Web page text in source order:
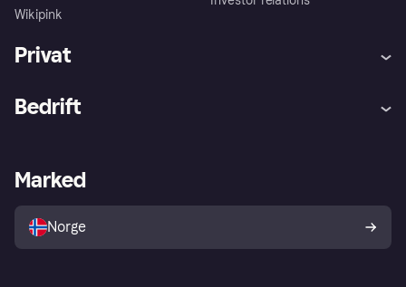
Wikipink
Privat
Utforsk butikker
Bedrift
Merchant portal
Marked
Norge